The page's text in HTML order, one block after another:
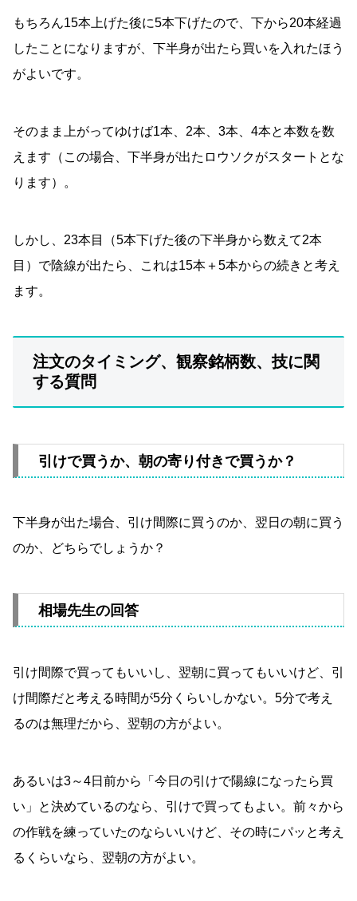
もちろん15本上げた後に5本下げたので、下から20本経過
したことになりますが、下半身が出たら買いを入れたほう
がよいです。
そのまま上がってゆけば1本、2本、3本、4本と本数を数
えます（この場合、下半身が出たロウソクがスタートとな
ります）。
しかし、23本目（5本下げた後の下半身から数えて2本
目）で陰線が出たら、これは15本＋5本からの続きと考え
ます。
注文のタイミング、観察銘柄数、技に関
する質問
引けで買うか、朝の寄り付きで買うか？
下半身が出た場合、引け間際に買うのか、翌日の朝に買う
のか、どちらでしょうか？
相場先生の回答
引け間際で買ってもいいし、翌朝に買ってもいいけど、引
け間際だと考える時間が5分くらいしかない。5分で考え
るのは無理だから、翌朝の方がよい。
あるいは3～4日前から「今日の引けで陽線になったら買
い」と決めているのなら、引けで買ってもよい。前々から
の作戦を練っていたのならいいけど、その時にパッと考え
るくらいなら、翌朝の方がよい。